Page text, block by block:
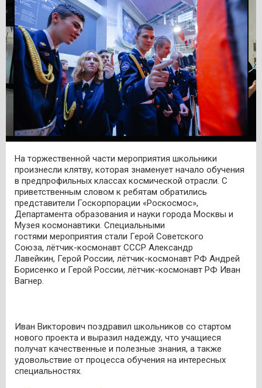
На торжественной части мероприятия школьники
произнесли клятву, которая знаменует начало обучения
в предпрофильных классах космической отрасли. С
приветственным словом к ребятам обратились
представители Госкорпорации «Роскосмос»,
Департамента образования и науки города Москвы и
Музея космонавтики. Специальными
гостями мероприятия стали Герой Советского
Союза, лётчик-космонавт СССР Александр
Лавейкин, Герой России, лётчик-космонавт РФ Андрей
Борисенко и Герой России, лётчик-космонавт РФ Иван
Вагнер.
Иван Викторович поздравил школьников со стартом
нового проекта и выразил надежду, что учащиеся
получат качественные и полезные знания, а также
удовольствие от процесса обучения на интересных
специальностях.